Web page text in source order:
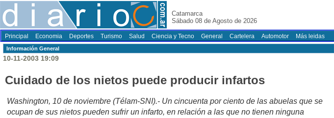
Catamarca
Sábado 08 de Agosto de 2026
Principal Economia Deportes Turismo Salud Ciencia y Tecno General Cartelera Automotor Más leidas
Información General
10-11-2003 19:09
Cuidado de los nietos puede producir infartos
Washington, 10 de noviembre (Télam-SNI).- Un cincuenta por ciento de las abuelas que se
ocupan de sus nietos pueden sufrir un infarto, en relación a las que no tienen ninguna